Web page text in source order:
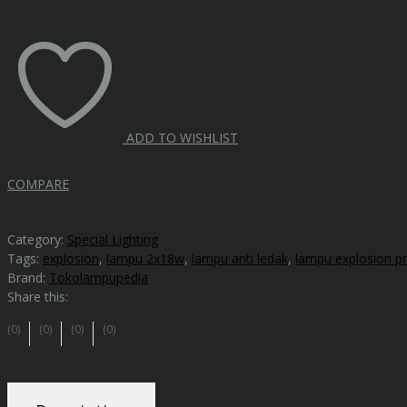
ADD TO WISHLIST
COMPARE
Category: Special Lighting
Tags: explosion, lampu 2x18w, lampu anti ledak, lampu explosion
Brand: Tokolampupedia
Share this:
(0) (0) (0) (0)